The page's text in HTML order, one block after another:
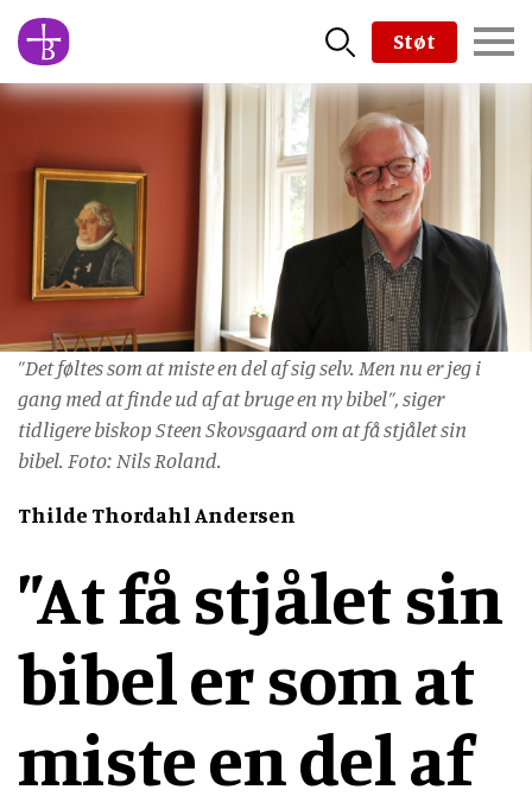
Skip
to
main
content
Støt
”Det føltes som at miste en del af sig selv. Men nu er jeg i
gang med at finde ud af at bruge en ny bibel”, siger
tidligere biskop Steen Skovsgaard om at få stjålet sin
bibel. Foto: Nils Roland.
Thilde Thordahl Andersen
”At få stjålet sin
bibel er som at
miste en del af